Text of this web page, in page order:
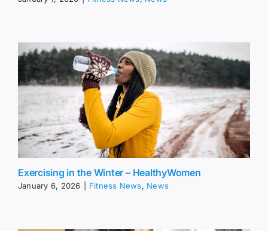
Exercising in the Winter – HealthyWomen
January 6, 2026 Fitness News, News